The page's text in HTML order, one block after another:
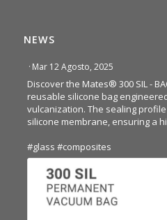
NEWS
· Mar 12 Agosto, 2025
Discover the Mates® 300 SIL -
reusable silicone bag
vulcanization. The sealing
silicone membrane, ensuring a
#glass #composites